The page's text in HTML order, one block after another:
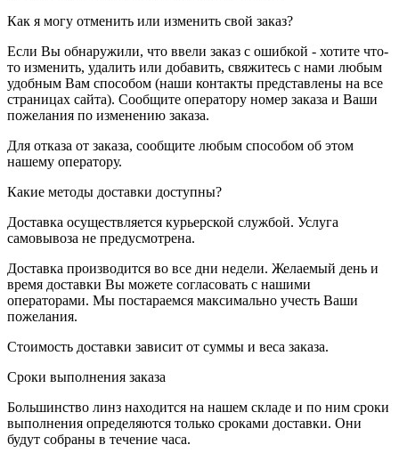
Как я могу отменить или изменить свой заказ?
Если Вы обнаружили, что ввели заказ с ошибкой - хотите что-
то изменить, удалить или добавить, свяжитесь с нами любым
удобным Вам способом (наши контакты представлены на все
страницах сайта). Сообщите оператору номер заказа и Ваши
пожелания по изменению заказа.
Для отказа от заказа, сообщите любым способом об этом
нашему оператору.
Какие методы доставки доступны?
Доставка осуществляется курьерской службой. Услуга
самовывоза не предусмотрена.
Доставка производится во все дни недели. Желаемый день и
время доставки Вы можете согласовать с нашими
операторами. Мы постараемся максимально учесть Ваши
пожелания.
Стоимость доставки зависит от суммы и веса заказа.
Сроки выполнения заказа
Большинство линз находится на нашем складе и по ним сроки
выполнения определяются только сроками доставки. Они
будут собраны в течение часа.